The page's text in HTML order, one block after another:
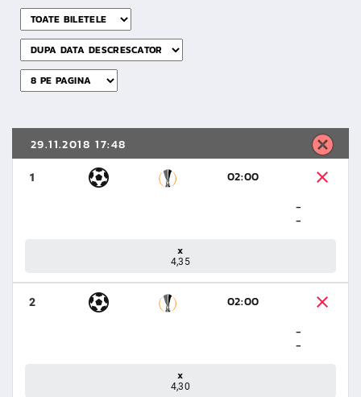
29.11.2018 17:48
1
02:00
-
-
x
4,35
2
02:00
-
-
x
4,30